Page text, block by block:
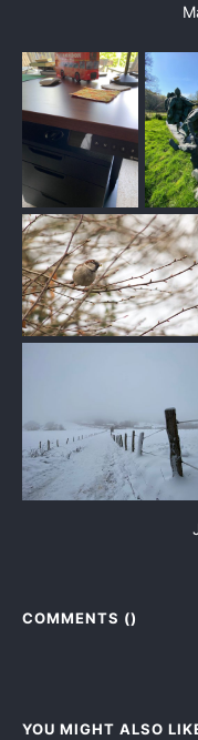
Bücherwurm
für Leseratten
Bulletjournal
Weeks
COMMENTS ()
YOU MIGHT ALSO